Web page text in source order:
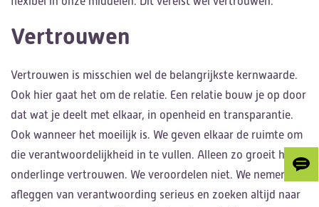
Vertrouwen
Vertrouwen is misschien wel de belangrijkste kernwaarde.
Ook hier gaat het om de relatie. Een relatie bouw je op door
dat wat je deelt met elkaar, in openheid en transparantie.
Ook wanneer het moeilijk is. We geven elkaar de ruimte om
die verantwoordelijkheid in te vullen. Alleen zo groeit het
onderlinge vertrouwen. We veroordelen niet. We nemen het
afleggen van verantwoording serieus en zoeken altijd naar
ons